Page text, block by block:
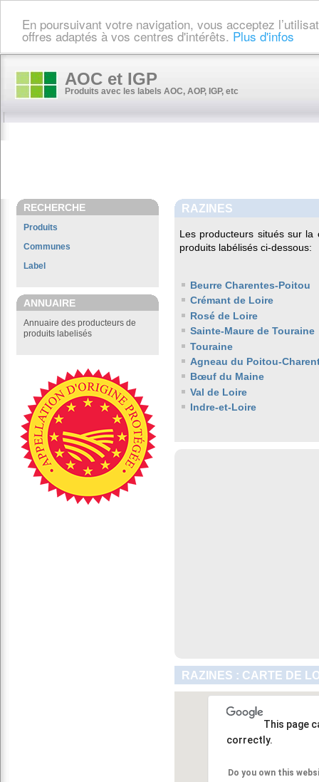
En poursuivant votre navigation, vous acceptez
offres adaptés à vos centres d'intérêts. Plus d'infos
AOC et IGP
Produits avec les labels AOC, AOP, IGP, etc
RECHERCHE
Produits
Communes
Label
ANNUAIRE
Annuaire des producteurs de
produits labelisés
RAZINES
Les producteurs situés sur
produits labélisés ci-dessous:
Beurre Charentes-Poitou
Crémant de Loire
Rosé de Loire
Sainte-Maure de Touraine
Touraine
Agneau du Poitou-
Bœuf du Maine
Val de Loire
Indre-et-Loire
RAZINES : CARTE DE
This page
correctly.
Do you own this